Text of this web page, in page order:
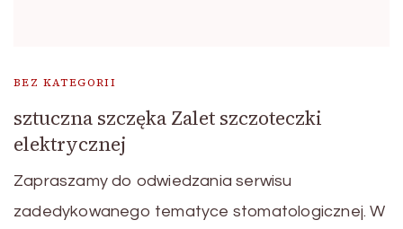
BEZ KATEGORII
sztuczna szczęka Zalet szczoteczki
elektrycznej
Zapraszamy do odwiedzania serwisu
zadedykowanego tematyce stomatologicznej. W